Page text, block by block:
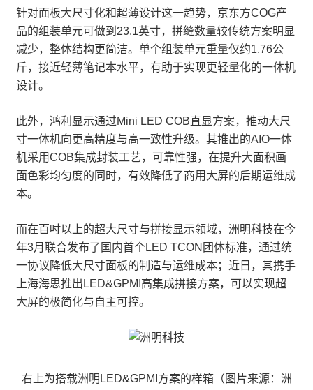
针对面板大尺寸化和超薄设计这一趋势，京东方COG产
品的组装单元可做到23.1英寸，拼缝数量较传统方案明显
减少，整体结构更简洁。单个组装单元重量仅约1.76公
斤，接近轻薄笔记本水平，有助于实现更轻量化的一体机
设计。
此外，鸿利显示通过Mini LED COB直显方案，推动大尺
寸一体机向更高精度与高一致性升级。其推出的AIO一体
机采用COB集成封装工艺，可靠性强，在提升大面积画
面色彩均匀度的同时，有效降低了商用大屏的后期运维成
本。
而在百吋以上的超大尺寸与拼接显示领域，洲明科技在今
年3月联合发布了国内首个LED TCON团体标准，通过统
一协议降低大尺寸面板的制造与运维成本；近日，其携手
上海海思推出LED&GPMI高集成拼接方案，可以实现超
大屏的极简化与自主可控。
右上为搭载洲明LED&GPMI方案的样箱（图片来源：洲